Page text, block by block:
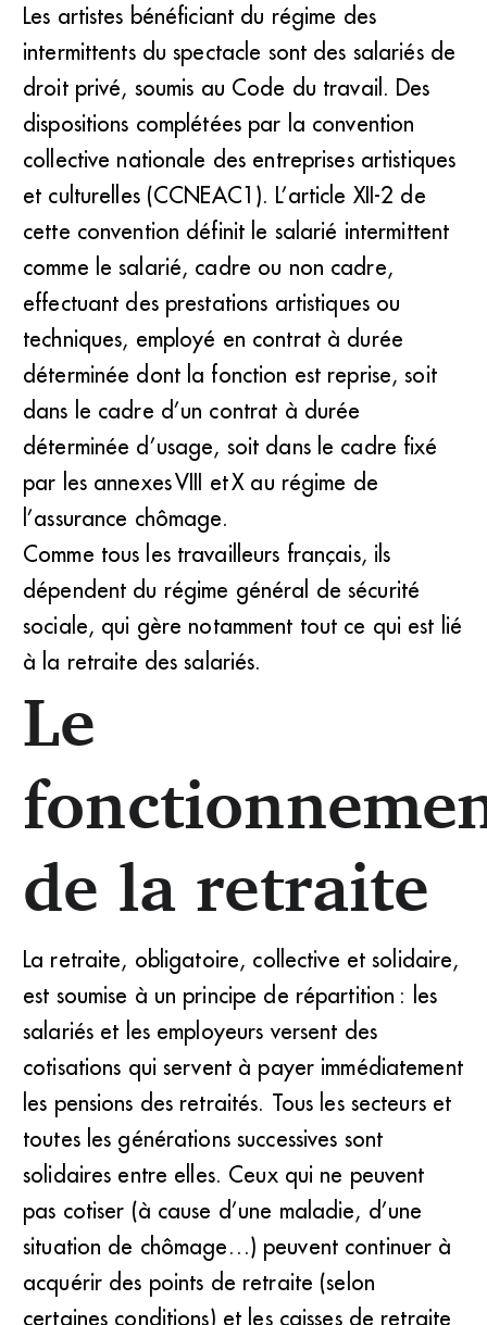
Les artistes bénéficiant du régime des
intermittents du spectacle sont des salariés de
droit privé, soumis au Code du travail. Des
dispositions complétées par la convention
collective nationale des entreprises artistiques
et culturelles (CCNEAC1). L’article XII-2 de
cette convention définit le salarié intermittent
comme le salarié, cadre ou non cadre,
effectuant des prestations artistiques ou
techniques, employé en contrat à durée
déterminée dont la fonction est reprise, soit
dans le cadre d’un contrat à durée
déterminée d’usage, soit dans le cadre fixé
par les annexes VIII et X au régime de
l’assurance chômage.
Comme tous les travailleurs français, ils
dépendent du régime général de sécurité
sociale, qui gère notamment tout ce qui est lié
à la retraite des salariés.
Le
de la retraite
La retraite, obligatoire, collective et solidaire,
est soumise à un principe de répartition : les
salariés et les employeurs versent des
cotisations qui servent à payer immédiatement
les pensions des retraités. Tous les secteurs et
toutes les générations successives sont
solidaires entre elles. Ceux qui ne peuvent
pas cotiser (à cause d’une maladie, d’une
situation de chômage…) peuvent continuer à
acquérir des points de retraite (selon
certaines conditions) et les caisses de retraite